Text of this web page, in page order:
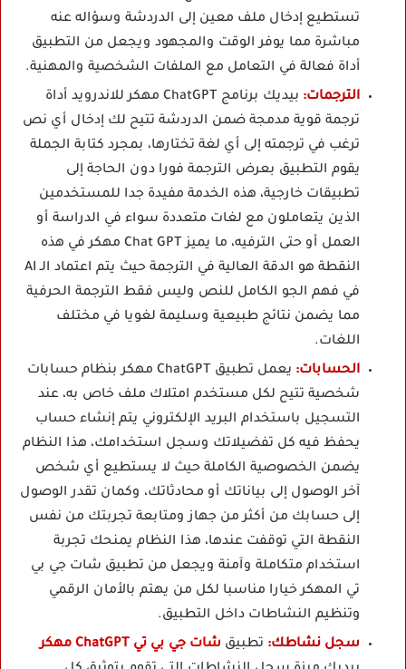
تستطيع إدخال ملف معين إلى الدردشة وسؤاله عنه
مباشرة مما يوفر الوقت والمجهود ويجعل من التطبيق
أداة فعالة في التعامل مع الملفات الشخصية والمهنية.
الترجمات:
بيديك برنامج ChatGPT مهكر للاندرويد أداة
ترجمة قوية مدمجة ضمن الدردشة تتيح لك إدخال أي نص
ترغب في ترجمته إلى أي لغة تختارها، بمجرد كتابة الجملة
يقوم التطبيق بعرض الترجمة فورا دون الحاجة إلى
تطبيقات خارجية، هذه الخدمة مفيدة جدا للمستخدمين
الذين يتعاملون مع لغات متعددة سواء في الدراسة أو
العمل أو حتى الترفيه، ما يميز Chat GPT مهكر في هذه
النقطة هو الدقة العالية في الترجمة حيث يتم اعتماد الـ AI
في فهم الجو الكامل للنص وليس فقط الترجمة الحرفية
مما يضمن نتائج طبيعية وسليمة لغويا في مختلف
اللغات.
الحسابات:
يعمل تطبيق ChatGPT مهكر بنظام حسابات
شخصية تتيح لكل مستخدم امتلاك ملف خاص به، عند
التسجيل باستخدام البريد الإلكتروني يتم إنشاء حساب
يحفظ فيه كل تفضيلاتك وسجل استخدامك، هذا النظام
يضمن الخصوصية الكاملة حيث لا يستطيع أي شخص
آخر الوصول إلى بياناتك أو محادثاتك، وكمان تقدر الوصول
إلى حسابك من أكثر من جهاز ومتابعة تجربتك من نفس
النقطة التي توقفت عندها، هذا النظام يمنحك تجربة
استخدام متكاملة وآمنة ويجعل من تطبيق شات جي بي
تي المهكر خيارا مناسبا لكل من يهتم بالأمان الرقمي
وتنظيم النشاطات داخل التطبيق.
سجل نشاطك: تطبيق شات جي بي تي ChatGPT مهكر